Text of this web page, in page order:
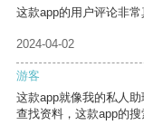
这款app的用户评论非常
2024-04-02
游客
这款app就像我的私人
查找资料，这款app的